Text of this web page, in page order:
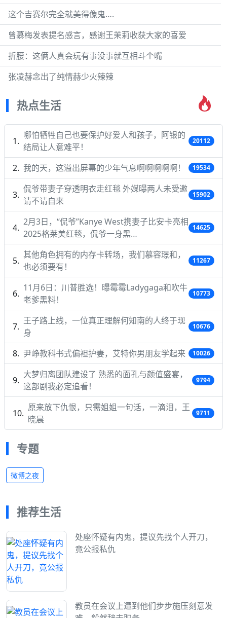
这个吉赛尔完全就美得像鬼….
曾慕梅发表提名感言，感谢王茉莉收获大家的喜爱
折腰：这俩人真会玩有事没事就互相斗个嘴
张凌赫念出了纯情赫少火辣辣
热点生活
哪怕牺牲自己也要保护好爱人和孩子，阿银的
结局让人意难平！
20112
我的天，这溢出屏幕的少年气息啊啊啊啊啊！ 19534
侃爷带妻子穿透明衣走红毯 外媒曝两人未受邀
请不请自来
15902
2月3日，“侃爷”Kanye West携妻子比安卡亮相
2025格莱美红毯，侃爷一身黑…
14625
其他角色拥有的内存卡转场，我们慕容璟和，
也必须要有！
11267
11月6日：川普胜选！曝霉霉Ladygaga和吹牛
老爹黑料！
10773
王子路上线，一位真正理解何知南的人终于现
身
10676
尹峥教科书式偏袒护妻，艾特你男朋友学起来 10026
大梦归离团队建设了 熟悉的面孔与颜值盛宴，
这部剧我必定追看！
9794
原来放下仇恨，只需姐姐一句话，一滴泪，王
晓晨
9711
专题
微博之夜
推荐生活
处座怀疑有内鬼，提议先找个人开刀，
竟公报私仇
教员在会议上遭到他们步步施压刻意发